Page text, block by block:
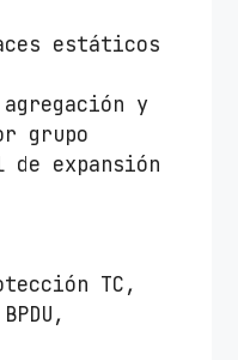
estáticos
y
grupo
expansión
TC,